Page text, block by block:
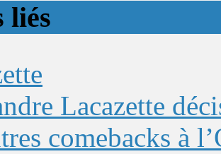
liés
Lacazette
comebacks à